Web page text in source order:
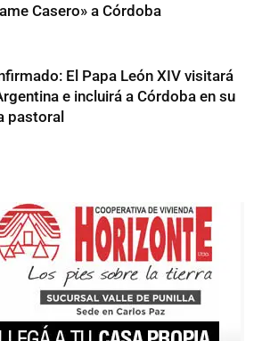
Casero» a Córdoba
El Papa León XIV visitará
e incluirá a Córdoba en su
pastoral